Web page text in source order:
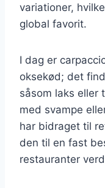
variationer,
global favorit.
I dag er
oksekød; det
såsom laks eller
med svampe
har bidraget til
den til en fast
restauranter